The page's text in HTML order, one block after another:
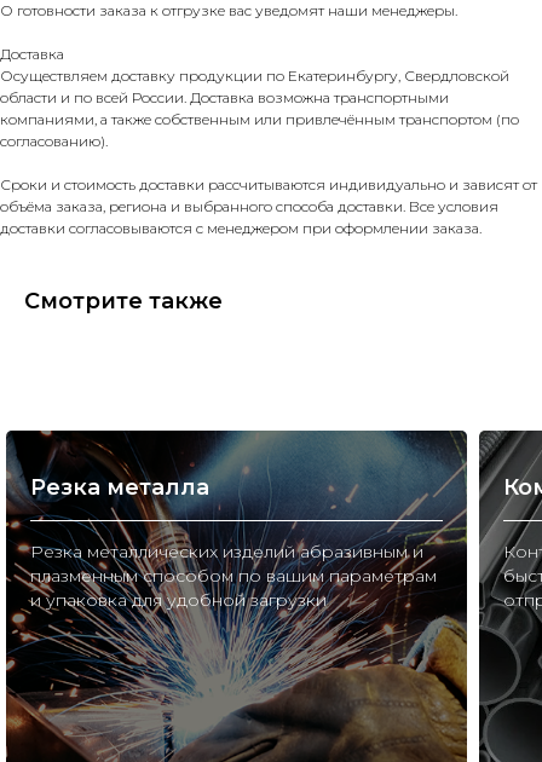
О готовности заказа к отгрузке вас уведомят наши менеджеры.
Доставка
Осуществляем доставку продукции по Екатеринбургу, Свердловской
области и по всей России. Доставка возможна транспортными
компаниями, а также собственным или привлечённым транспортом (по
согласованию).
Сроки и стоимость доставки рассчитываются индивидуально и зависят от
объёма заказа, региона и выбранного способа доставки. Все условия
доставки согласовываются с менеджером при оформлении заказа.
Смотрите также
Резка металла
Резка металлических изделий абразивным и
плазменным способом по вашим параметрам
и упаковка для удобной загрузки